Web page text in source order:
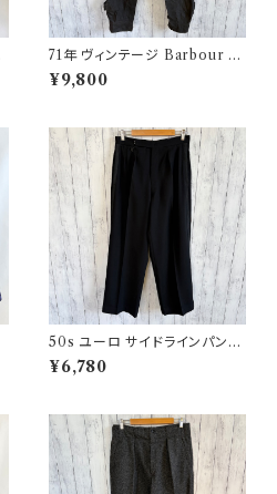
71年 ヴィンテージ Barbour 黄
タグ インターナショナルパンツ
オイルドパンツ Barbour
¥9,800
50s ユーロ サイドラインパンツ
ウールパンツ ワイドスラックドレ
スパンツ
¥6,780